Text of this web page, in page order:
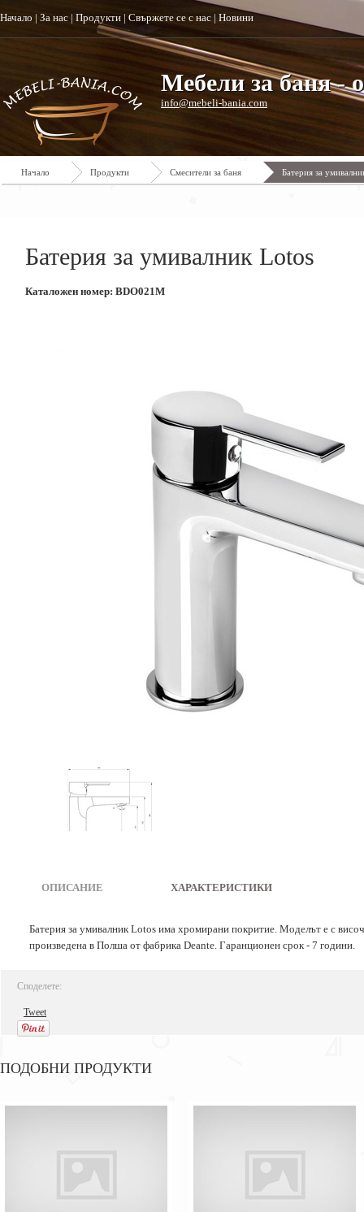
Начало | За нас | Продукти | Свържете се с нас | Новини
Мебели за баня -
info@mebeli-bania.com
Начало Продукти Смесители за баня Батерия за
Батерия за умивалник Lotos
Каталожен номер: BDO021M
ОПИСАНИЕ ХАРАКТЕРИСТИКИ
Батерия за умивалник Lotos има хромирани покритие. Моделът е с
произведена в Полша от фабрика Deante. Гаранционен срок - 7 години.
Споделете:
Tweet
ПОДОБНИ ПРОДУКТИ